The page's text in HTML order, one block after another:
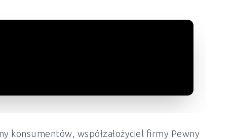
konsumentów, współzałożyciel firmy Pewny